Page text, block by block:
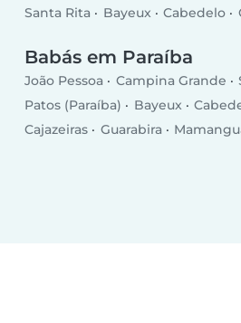
Santa Rita Bayeux Cabedelo
Babás em Paraíba
João Pessoa Campina Grande
Patos (Paraíba)
Bayeux
Cajazeiras
Guarabira